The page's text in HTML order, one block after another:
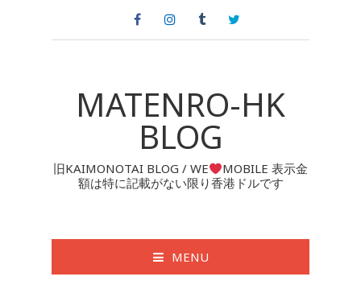
MATENRO-HK
BLOG
旧KAIMONOTAI BLOG / WE
MOBILE 表示金
額は特に記載がない限り香港ドルです
MENU